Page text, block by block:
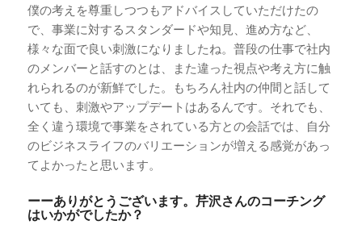
僕の考えを尊重しつつもアドバイスしていただけたの
で、事業に対するスタンダードや知見、進め方など、
様々な面で良い刺激になりましたね。普段の仕事で社内
のメンバーと話すのとは、また違った視点や考え方に触
れられるのが新鮮でした。もちろん社内の仲間と話して
いても、刺激やアップデートはあるんです。それでも、
全く違う環境で事業をされている方との会話では、自分
のビジネスライフのバリエーションが増える感覚があっ
てよかったと思います。
ーーありがとうございます。芹沢さんのコーチング
はいかがでしたか？